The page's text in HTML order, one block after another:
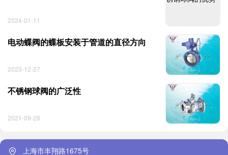
2024-01-11
电动蝶阀的蝶板安装于管道的直径方向
2023-12-27
不锈钢球阀的广泛性
2021-09-28
上海市丰翔路1675号